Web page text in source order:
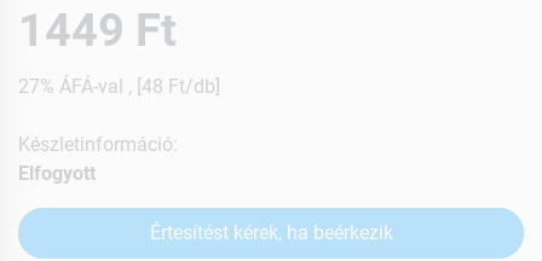
1449 Ft
27% ÁFÁ-val , [48 Ft/db]
Készletinformáció:
Elfogyott
Értesítést kérek, ha beérkezik